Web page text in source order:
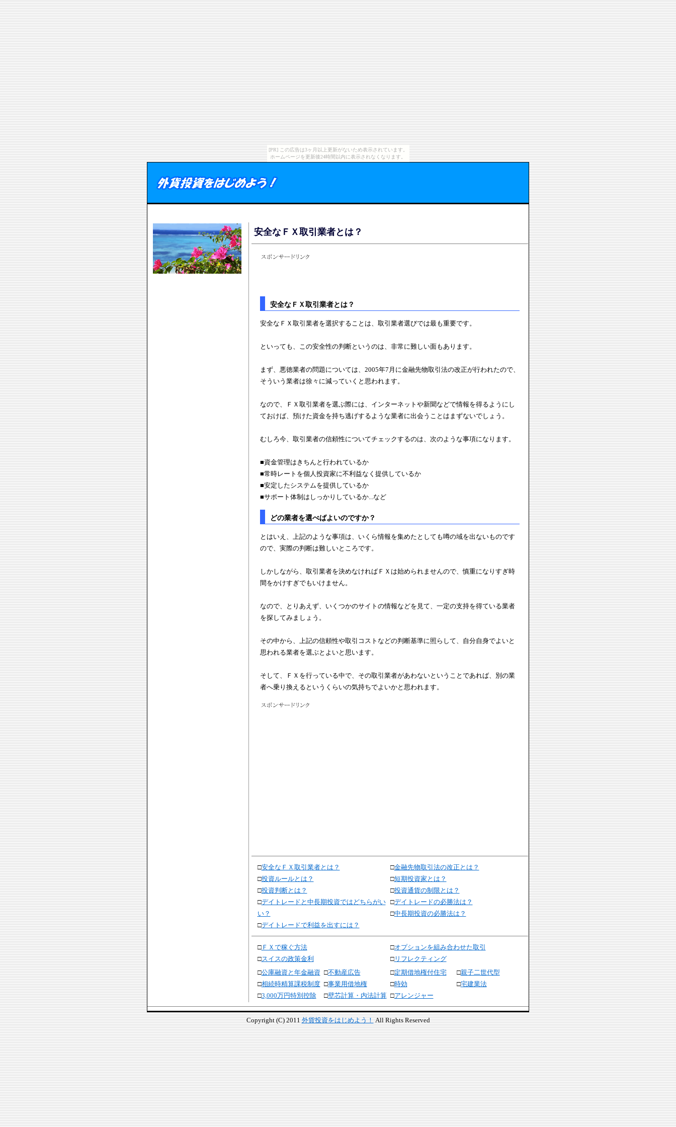
[PR] この広告は3ヶ月以上更新がないため表示されています。
ホームページを更新後24時間以内に表示されなくなります。
安全なＦＸ取引業者とは？
安全なＦＸ取引業者とは？
安全なＦＸ取引業者を選択することは、取引業者選びでは最も重要です。
といっても、この安全性の判断というのは、非常に難しい面もあります。
まず、悪徳業者の問題については、2005年7月に金融先物取引法の改正が行われたので、
そういう業者は徐々に減っていくと思われます。
なので、ＦＸ取引業者を選ぶ際には、インターネットや新聞などで情報を得るようにし
ておけば、預けた資金を持ち逃げするような業者に出会うことはまずないでしょう。
むしろ今、取引業者の信頼性についてチェックするのは、次のような事項になります。
■資金管理はきちんと行われているか
■常時レートを個人投資家に不利益なく提供しているか
■安定したシステムを提供しているか
■サポート体制はしっかりしているか...など
どの業者を選べばよいのですか？
とはいえ、上記のような事項は、いくら情報を集めたとしても噂の域を出ないものです
ので、実際の判断は難しいところです。
しかしながら、取引業者を決めなければＦＸは始められませんので、慎重になりすぎ時
間をかけすぎでもいけません。
なので、とりあえず、いくつかのサイトの情報などを見て、一定の支持を得ている業者
を探してみましょう。
その中から、上記の信頼性や取引コストなどの判断基準に照らして、自分自身でよいと
思われる業者を選ぶとよいと思います。
そして、ＦＸを行っている中で、その取引業者があわないということであれば、別の業
者へ乗り換えるというくらいの気持ちでよいかと思われます。
□安全なＦＸ取引業者とは？
□投資ルールとは？
□投資判断とは？
□デイトレードと中長期投資ではどちらがい
い？
□デイトレードで利益を出すには？
□金融先物取引法の改正とは？
□短期投資家とは？
□投資通貨の制限とは？
□デイトレードの必勝法は？
□中長期投資の必勝法は？
□ＦＸで稼ぐ方法
□スイスの政策金利
□オプションを組み合わせた取引
□リフレクティング
□公庫融資と年金融資
□相続時精算課税制度
□3,000万円特別控除
□不動産広告
□事業用借地権
□壁芯計算・内法計算
□定期借地権付住宅
□時効
□アレンジャー
□親子二世代型
□宅建業法
Copyright (C) 2011 外貨投資をはじめよう！ All Rights Reserved